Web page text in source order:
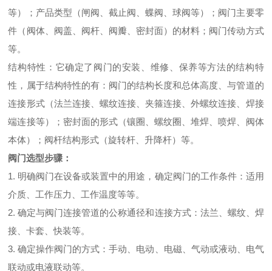
等）；产品类型（闸阀、截止阀、蝶阀、球阀等）；阀门主要零
件（阀体、阀盖、阀杆、阀瓣、密封面）的材料；阀门传动方式
等。
结构特性：它确定了阀门的安装、维修、保养等方法的结构特
性，属于结构特性的有：阀门的结构长度和总体高度、与管道的
连接形式（法兰连接、螺纹连接、夹箍连接、外螺纹连接、焊接
端连接等）；密封面的形式（镶圈、螺纹圈、堆焊、喷焊、阀体
本体）；阀杆结构形式（旋转杆、升降杆）等。
阀门选型步骤：
1. 明确阀门在设备或装置中的用途，确定阀门的工作条件：适用
介质、工作压力、工作温度等等。
2. 确定与阀门连接管道的公称通径和连接方式：法兰、螺纹、焊
接、卡套、快装等。
3. 确定操作阀门的方式：手动、电动、电磁、气动或液动、电气
联动或电液联动等。